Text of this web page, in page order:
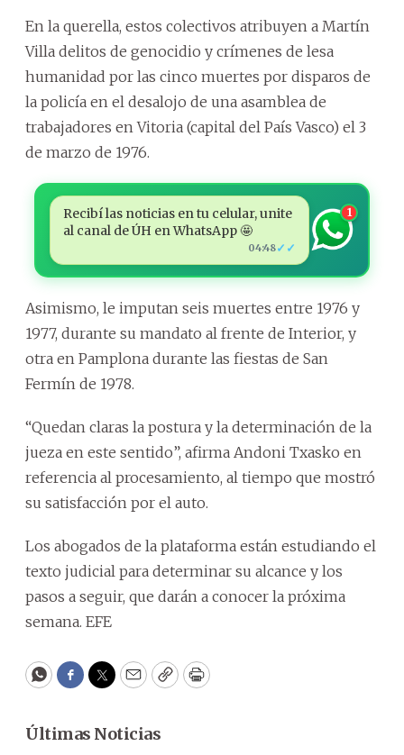
En la querella, estos colectivos atribuyen a Martín
Villa delitos de genocidio y crímenes de lesa
humanidad por las cinco muertes por disparos de
la policía en el desalojo de una asamblea de
trabajadores en Vitoria (capital del País Vasco) el 3
de marzo de 1976.
Recibí las noticias en tu celular, unite
al canal de ÚH en WhatsApp 🤩
04:48✓✓
1
Asimismo, le imputan seis muertes entre 1976 y
1977, durante su mandato al frente de Interior, y
otra en Pamplona durante las fiestas de San
Fermín de 1978.
“Quedan claras la postura y la determinación de la
jueza en este sentido”, afirma Andoni Txasko en
referencia al procesamiento, al tiempo que mostró
su satisfacción por el auto.
Los abogados de la plataforma están estudiando el
texto judicial para determinar su alcance y los
pasos a seguir, que darán a conocer la próxima
semana. EFE
WhatsApp
Facebook
Twitter
EmailCopyPrint
Últimas Noticias